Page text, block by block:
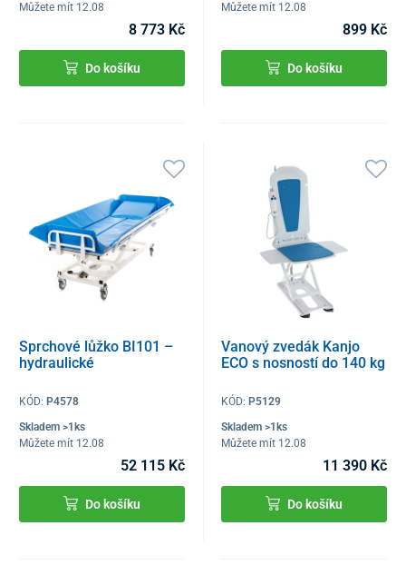
Můžete mít 12.08
8 773 Kč
Do košíku
Můžete mít 12.08
899 Kč
Do košíku
Sprchové lůžko BI101 –
hydraulické
KÓD: P4578
Skladem >1ks
Můžete mít 12.08
52 115 Kč
Do košíku
Vanový zvedák Kanjo
ECO s nosností do 140 kg
KÓD: P5129
Skladem >1ks
Můžete mít 12.08
11 390 Kč
Do košíku